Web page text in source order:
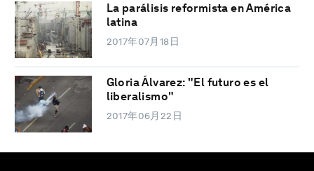
La parálisis reformista en América
latina
2017年07月18日
Gloria Álvarez: "El futuro es el
liberalismo"
2017年06月22日